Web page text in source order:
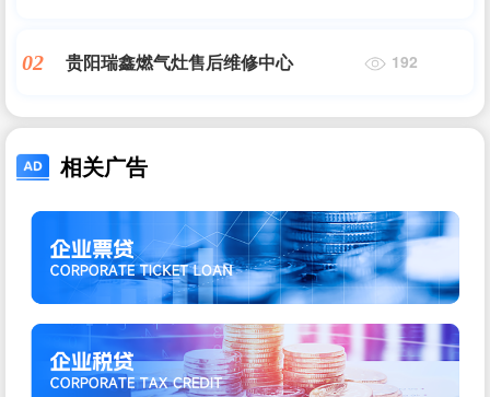
02 贵阳瑞鑫燃气灶售后维修中心 192
相关广告